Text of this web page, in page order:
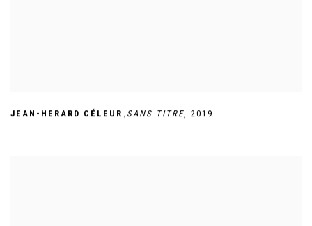
JEAN-HERARD CÉLEUR , SANS TITRE, 2019